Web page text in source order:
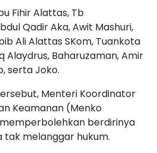
Fihir Alattas, Tb
Qadir Aka, Awit Mashuri,
Ali Alattas SKom, Tuankota
Alaydrus, Baharuzaman, Amir
serta Joko.
Menteri Koordinator
Keamanan (Menko
berdirinya
tak melanggar hukum.